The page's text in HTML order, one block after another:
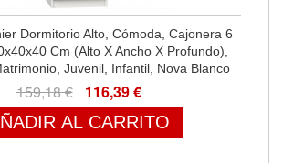
Dormitorio Alto, Cómoda, Cajonera 6
Cm (Alto X Ancho X Profundo),
Juvenil, Infantil, Nova Blanco
159,18 € 116,39 €
AL CARRITO